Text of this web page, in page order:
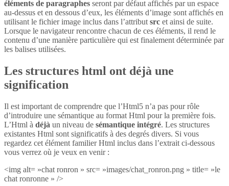
éléments de paragraphes seront par défaut affichés par un espace
au-dessus et en dessous d’eux, les éléments d’image sont affichés en
utilisant le fichier image inclus dans l’attribut src et ainsi de suite.
Lorsque le navigateur rencontre chacun de ces éléments, il rend le
contenu d’une manière particulière qui est finalement déterminée par
les balises utilisées.
Les structures html ont déjà une
signification
Il est important de comprendre que l’Html5 n’a pas pour rôle
d’introduire une sémantique au format Html pour la première fois.
L’Html à déjà un niveau de sémantique intégré. Les structures
existantes Html sont significatifs à des degrés divers. Si vous
regardez cet élément familier Html inclus dans l’extrait ci-dessous
vous verrez où je veux en venir :
<img alt= »chat ronron » src= »images/chat_ronron.png » title= »le
chat ronronne » />